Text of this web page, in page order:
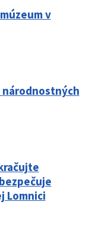
v
národnostných
Lomnici